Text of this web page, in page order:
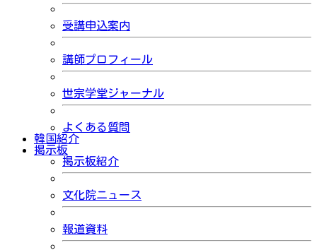
受講申込案内
講師プロフィール
世宗学堂ジャーナル
よくある質問
韓国紹介
掲示板
掲示板紹介
文化院ニュース
報道資料